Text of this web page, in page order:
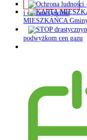
i obrona cywilna
MIESZKAŃCA
podwyżkom cen gazu